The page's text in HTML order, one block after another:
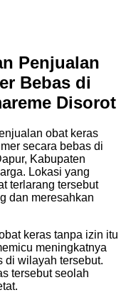
Penjualan
Bebas di
Disorot
obat keras
secara bebas di
Kabupaten
Lokasi yang
terlarang tersebut
dan meresahkan
keras tanpa izin itu
meningkatnya
di wilayah tersebut.
tersebut seolah